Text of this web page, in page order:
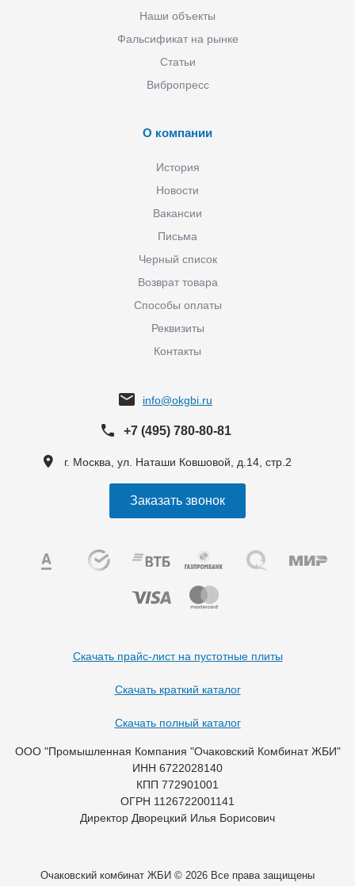
Наши объекты
Фальсификат на рынке
Статьи
Вибропресс
О компании
История
Новости
Вакансии
Письма
Черный список
Возврат товара
Способы оплаты
Реквизиты
Контакты
info@okgbi.ru
+7 (495) 780-80-81
г. Москва, ул. Наташи Ковшовой, д.14, стр.2
Заказать звонок
Скачать прайс-лист на пустотные плиты
Скачать краткий каталог
Скачать полный каталог
ООО "Промышленная Компания "Очаковский Комбинат ЖБИ"
ИНН 6722028140
КПП 772901001
ОГРН 1126722001141
Директор Дворецкий Илья Борисович
Очаковский комбинат ЖБИ © 2026 Все права защищены